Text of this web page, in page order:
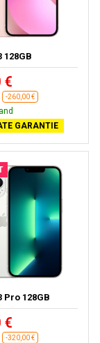
128GB
€
-260,00 €
GARANTIE
Pro 128GB
€
-320,00 €